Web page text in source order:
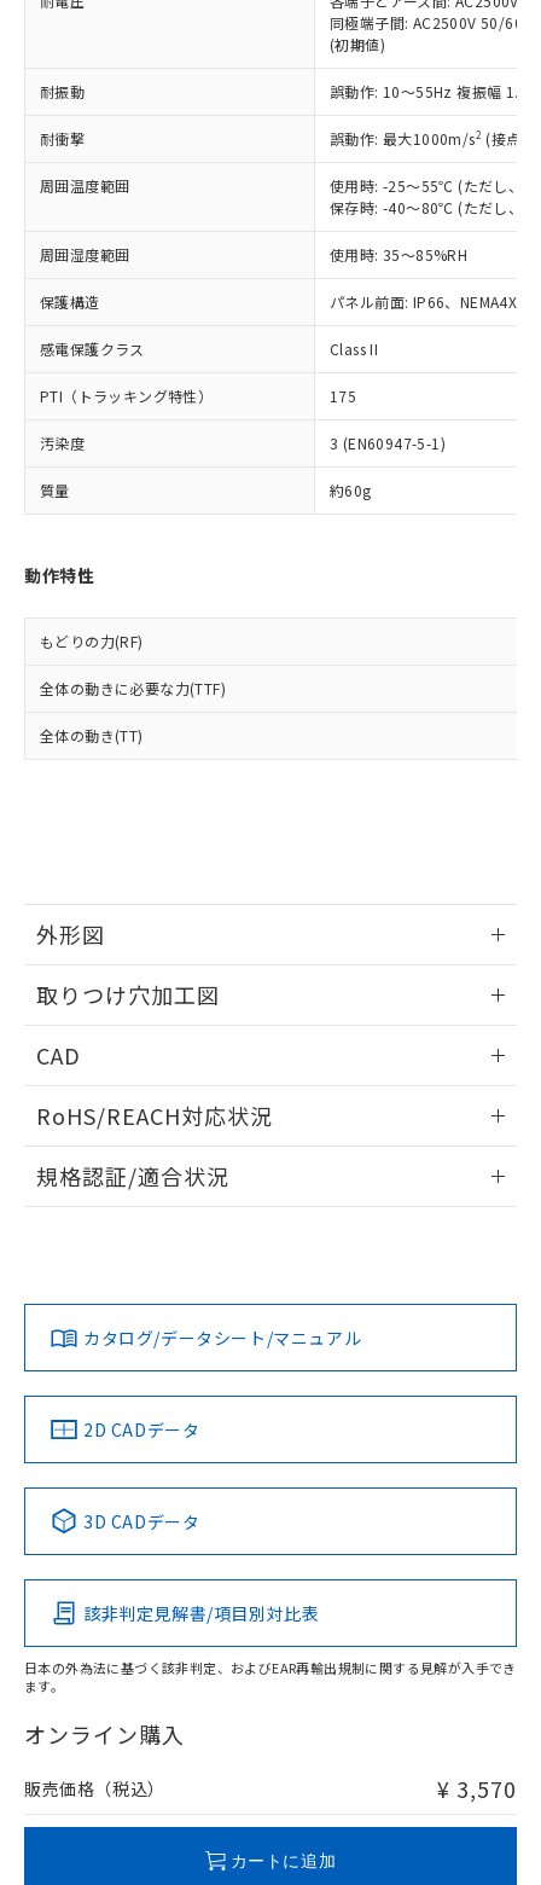
同極端子間: AC2500V 50/
(初期値)
耐振動 誤動作: 10～55Hz 複振幅
耐衝撃 誤動作: 最大1000m/s2 (接点
周囲温度範囲
使用時: -25～55℃ (ただし、氷
保存時: -40～80℃ (ただし、氷
周囲湿度範囲 使用時: 35～85%RH
保護構造 パネル前面: IP66、NEMA4X,
感電保護クラス Class II
PTI（トラッキング特性） 175
汚染度 3 (EN60947-5-1)
質量 約60g
動作特性
もどりの力(RF)
全体の動きに必要な力(TTF)
全体の動き(TT)
外形図
取りつけ穴加工図
CAD
ドすることができます。
ログイン/会員登録
ダウンロードデータをご利用いただく前に、以下を必ずお読
みください。
ソフトウェアの使用条件
RoHS/REACH対応状況
EU RoHS 注意事項・凡例
対応済み
中国 RoHS 注意事項・凡例
Pb Hg Cd Cr(VI)
O
在庫等で未対応品が混在する可能性があります。
問い合わせください。
規格認証/適合状況
カタログ/データシート/マニュアル
2D CADデータ
3D CADデータ
該非判定見解書/項目別対比表
日本の外為法に基づく該非判定、およびEAR再輸出規制に関する見解が入手でき
ます。
オンライン購入
販売価格（税込） ¥ 3,570
カートに追加
ことをご了承ください。
在庫状況および標準価格照会結果は、
記載している更新日時点での社内デー
タに基づき作成されるものであり、閲
覧された時点での実際の在庫および標
準価格とは異なる場合があることをご
正式な納期状況および標準価格はお客
ムロン制御機器販売店・当社販売員に
オムロン制御機器販売店や当社販売拠
販売ネットワーク
」をご確認
ください。
在庫状況および標準価格結果を当社の
事前の承諾なく第三者に漏洩または開
示しないようお願いします。
マイパーツ機能（部品リスト作成サー
メンバーズにご登録されている必要が
引・商談に必要な範囲で利用すること
をご了承ください。
※当社の共同利用者とは、
の共同利用に関して"
用者の範囲」に記載されている法人を
いたものが、含有品と判明した場合などや
むを得ず変更することがあります。
鉛(Pb) 1000ppm以下、 水銀(Hg) 1000ppm以下、 カド
六価クロム(Cr(Ⅵ)) 1000ppm以下、ポリ臭化ビフェニル
(PBDE) 1000ppm以下、フタル酸ビス(2-エチルヘキシ
ル) (DEHP)(別名：DOP) 1000ppm以下、フタル酸ブチ
ルベンジル（BBP） 1000ppm以下、フタル酸ジブチル
（DBP） 1000ppm以下、フタル酸ジイソブチル
(DIBP) 1000ppm以下
但し、RoHS指令で産業用監視および制御機器に対する
フタル酸エステル類の４物質については閾値を超える意
※2 対応予定月
部品在庫の切り替え状況などにより、予定
月が前後することがあります。
下記の非含有証明書をダウンロードするこ
とができます。
EU RoHS指令（10物質）の非含有証明書
※本証明書は発行日時点で非含有を証明す
欄に対応日を記載しておりました。
既に当社にて対応品への在庫切替を完了
していることから、特段のことがない限
す。
基準値を超えていることを示します。
「－」：未確認です。当社販売部門へお問
Cr(Ⅵ)(六価クロム) : 1000ppm、 PBBs(ポリ臭化ビフェ
ニル類) : 1000ppm、 PBDEs(ポリ臭化ジフェニルエーテ
ル類) : 1000ppm、
DBP(フタル酸ジブチル) : 1000ppm、 DIBP(フタル酸ジ
イソブチル) : 1000ppm、 BBP(フタル酸ブチルベンジ
ル) : 1000ppm、
※2 環境保護使用期限
「ｅ」：有害物質（10物質）のすべてが基
準値以下であることを示します。
「10」：通常の使用状況下において有害物
質が外部に漏えいし、環境に深刻な影響を
及ぼさない年数を意味します。
「－」：未確認です。当社販売部門へお問
当社は、これら貴社製品のうち、外国
為替および外国貿易法に定める商品
（以下｢規制貨物等」という）を輸出
または国外への提供する場合は、日本
国政府の輸出許可(または役務取引許
可)を取得するなどの必要な手続きを
当社は規制貨物を破棄する場合は、完
全に破砕するなど、違法に輸出されな
いよう必要な手段を講じます。
当社は貴社製品を、核兵器、ミサイ
ル、化学兵器、生物兵器またはその他
使用いたしません。
当社は、貴社製品を第三者に販売する
場合は、上記1、2および3の内容を当
該第三者に通知します。また当社は、
販売先および販売に係わる関係者が違
法に輸出するおそれがある場合は、取
り引きをいたしません。
○ 一定数以上の在庫あり
一定数には満たないが在庫あり
在庫なし(最新の在庫状況につ
いては、お客様のお取引先、ま
たはお客様担当のオムロン制御
機器販売店・当社販売員にご確
認ください)
受注生産機種、また在庫状況の
情報を公開していない機種